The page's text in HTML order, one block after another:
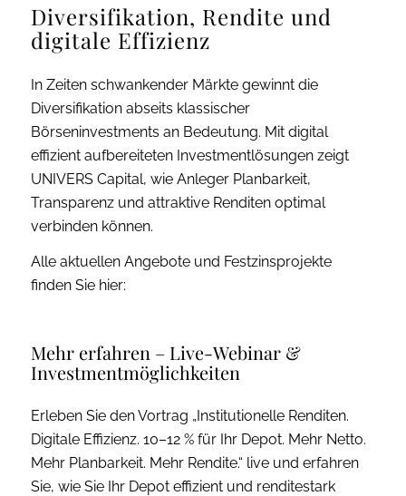
Diversifikation, Rendite und
digitale Effizienz
In Zeiten schwankender Märkte gewinnt die
Diversifikation abseits klassischer
Börseninvestments an Bedeutung. Mit digital
effizient aufbereiteten Investmentlösungen zeigt
UNIVERS Capital, wie Anleger Planbarkeit,
Transparenz und attraktive Renditen optimal
verbinden können.
Alle aktuellen Angebote und Festzinsprojekte
finden Sie hier:
Mehr erfahren – Live-Webinar &
Investmentmöglichkeiten
Erleben Sie den Vortrag „Institutionelle Renditen.
Digitale Effizienz. 10–12 % für Ihr Depot. Mehr Netto.
Mehr Planbarkeit. Mehr Rendite.“ live und erfahren
Sie, wie Sie Ihr Depot effizient und renditestark